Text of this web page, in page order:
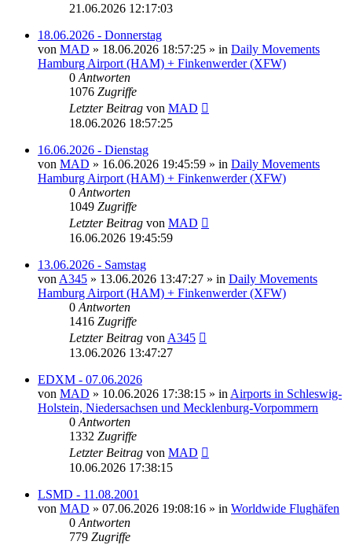
21.06.2026 12:17:03
18.06.2026 - Donnerstag
von MAD » 18.06.2026 18:57:25 » in Daily Movements
Hamburg Airport (HAM) + Finkenwerder (XFW)
0 Antworten
1076 Zugriffe
Letzter Beitrag von MAD
18.06.2026 18:57:25
16.06.2026 - Dienstag
von MAD » 16.06.2026 19:45:59 » in Daily Movements
Hamburg Airport (HAM) + Finkenwerder (XFW)
0 Antworten
1049 Zugriffe
Letzter Beitrag von MAD
16.06.2026 19:45:59
13.06.2026 - Samstag
von A345 » 13.06.2026 13:47:27 » in Daily Movements
Hamburg Airport (HAM) + Finkenwerder (XFW)
0 Antworten
1416 Zugriffe
Letzter Beitrag von A345
13.06.2026 13:47:27
EDXM - 07.06.2026
von MAD » 10.06.2026 17:38:15 » in Airports in Schleswig-
Holstein, Niedersachsen und Mecklenburg-Vorpommern
0 Antworten
1332 Zugriffe
Letzter Beitrag von MAD
10.06.2026 17:38:15
LSMD - 11.08.2001
von MAD » 07.06.2026 19:08:16 » in Worldwide Flughäfen
0 Antworten
779 Zugriffe